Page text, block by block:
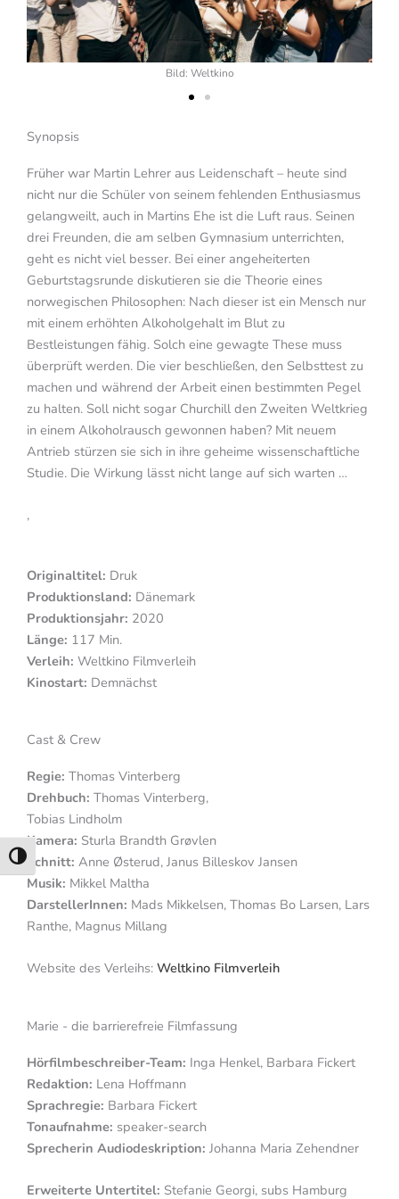
Umschalten auf hohe Kontraste
Bild: Weltkino
Synopsis
Früher war Martin Lehrer aus Leidenschaft – heute sind
nicht nur die Schüler von seinem fehlenden Enthusiasmus
gelangweilt, auch in Martins Ehe ist die Luft raus. Seinen
drei Freunden, die am selben Gymnasium unterrichten,
geht es nicht viel besser. Bei einer angeheiterten
Geburtstagsrunde diskutieren sie die Theorie eines
norwegischen Philosophen: Nach dieser ist ein Mensch nur
mit einem erhöhten Alkoholgehalt im Blut zu
Bestleistungen fähig. Solch eine gewagte These muss
überprüft werden. Die vier beschließen, den Selbsttest zu
machen und während der Arbeit einen bestimmten Pegel
zu halten. Soll nicht sogar Churchill den Zweiten Weltkrieg
in einem Alkoholrausch gewonnen haben? Mit neuem
Antrieb stürzen sie sich in ihre geheime wissenschaftliche
Studie. Die Wirkung lässt nicht lange auf sich warten …
,
Originaltitel: Druk
Produktionsland: Dänemark
Produktionsjahr: 2020
Länge: 117 Min.
Verleih: Weltkino Filmverleih
Kinostart: Demnächst
Cast & Crew
Regie: Thomas Vinterberg
Drehbuch: Thomas Vinterberg,
Tobias Lindholm
Kamera: Sturla Brandth Grøvlen
Schnitt: Anne Østerud, Janus Billeskov Jansen
Musik: Mikkel Maltha
DarstellerInnen: Mads Mikkelsen, Thomas Bo Larsen, Lars
Ranthe, Magnus Millang
Website des Verleihs: Weltkino Filmverleih
Marie - die barrierefreie Filmfassung
Hörfilmbeschreiber-Team: Inga Henkel, Barbara Fickert
Redaktion: Lena Hoffmann
Sprachregie: Barbara Fickert
Tonaufnahme: speaker-search
Sprecherin Audiodeskription: Johanna Maria Zehendner
Erweiterte Untertitel: Stefanie Georgi, subs Hamburg